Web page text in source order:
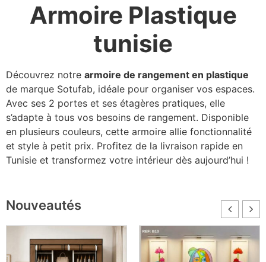
Armoire Plastique
tunisie
Découvrez notre armoire de rangement en plastique
de marque Sotufab, idéale pour organiser vos espaces.
Avec ses 2 portes et ses étagères pratiques, elle
s’adapte à tous vos besoins de rangement. Disponible
en plusieurs couleurs, cette armoire allie fonctionnalité
et style à petit prix. Profitez de la livraison rapide en
Tunisie et transformez votre intérieur dès aujourd’hui !
Nouveautés